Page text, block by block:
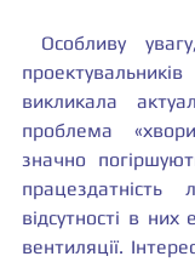
викликала
проблема
значно
працездатність
відсутності в
вентиляції.